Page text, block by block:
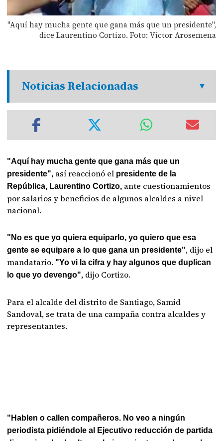
"Aquí hay mucha gente que gana más que un presidente",
dice Laurentino Cortizo. Foto: Víctor Arosemena
Noticias Relacionadas
"Aquí hay mucha gente que gana más que un
presidente", así reaccionó el presidente de la
República, Laurentino Cortizo, ante cuestionamientos
por salarios y beneficios de algunos alcaldes a nivel
nacional.
"No es que yo quiera equiparlo, yo quiero que esa
gente se equipare a lo que gana un presidente", dijo el
mandatario. "Yo vi la cifra y hay algunos que duplican
lo que yo devengo", dijo Cortizo.
Para el alcalde del distrito de Santiago, Samid
Sandoval, se trata de una campaña contra alcaldes y
representantes.
"Hablen o callen compañeros. No veo a ningún
periodista pidiéndole al Ejecutivo reducción de partida